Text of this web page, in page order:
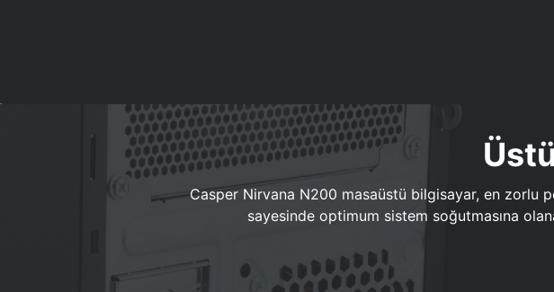
Casper Nirvana N200 masaüstü bilgisayar, en zorlu
sayesinde optimum sistem soğutmasına